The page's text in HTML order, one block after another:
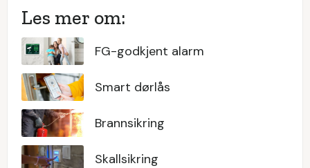
Les mer om:
FG-godkjent alarm
Smart dørlås
Brannsikring
Skallsikring